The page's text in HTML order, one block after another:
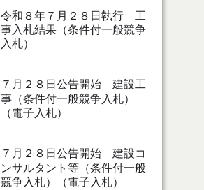
令和８年７月２８日執行 工
事入札結果（条件付一般競争
入札）
７月２８日公告開始 建設工
事（条件付一般競争入札）
（電子入札）
７月２８日公告開始 建設コ
ンサルタント等（条件付一般
競争入札）（電子入札）